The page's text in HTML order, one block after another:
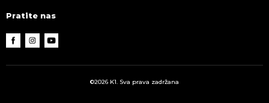
Pratite nas
©2026 K1. Sva prava zadržana